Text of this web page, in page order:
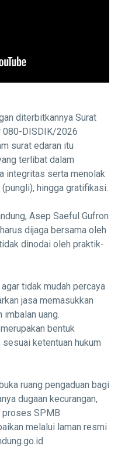
diterbitkannya Surat
080-DISDIK/2026
surat edaran itu
terlibat dalam
integritas serta menolak
hingga gratifikasi.
Asep Saeful Gufron
dijaga bersama oleh
dinodai oleh praktik-
tidak mudah percaya
jasa memasukkan
uang.
bentuk
ketentuan hukum
ruang pengaduan bagi
dugaan kecurangan,
proses SPMB
melalui laman resmi